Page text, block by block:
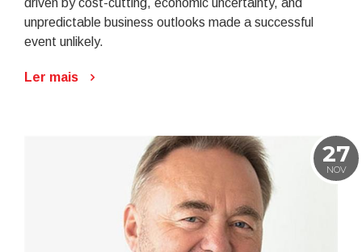
unpredictable business outlooks made a successful
event unlikely.
Ler mais
27
NOV